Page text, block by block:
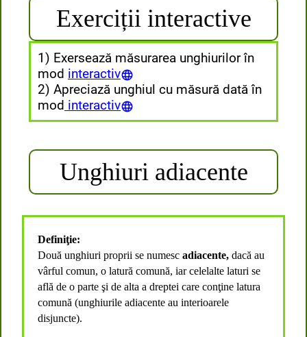
Exerciții interactive
1) Exersează măsurarea unghiurilor în
mod interactiv
2) Apreciază unghiul cu măsură dată în
mod interactiv
Unghiuri adiacente
Definiţie:
Două unghiuri proprii se numesc adiacente, dacă au
vârful comun, o latură comună, iar celelalte laturi se
află de o parte şi de alta a dreptei care conţine latura
comună (unghiurile adiacente au interioarele
disjuncte).